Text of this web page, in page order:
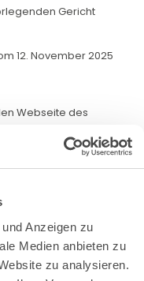
Anzeigen zu
Medien anbieten zu
zu analysieren.
Gericht
12. November 2025
Webseite des